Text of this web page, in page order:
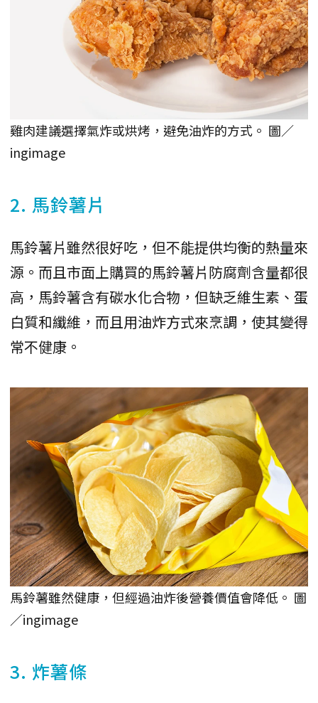
雞肉建議選擇氣炸或烘烤，避免油炸的方式。 圖／
ingimage
2. 馬鈴薯片
馬鈴薯片雖然很好吃，但不能提供均衡的熱量來
源。而且市面上購買的馬鈴薯片防腐劑含量都很
高，馬鈴薯含有碳水化合物，但缺乏維生素、蛋
白質和纖維，而且用油炸方式來烹調，使其變得
常不健康。
馬鈴薯雖然健康，但經過油炸後營養價值會降低。 圖
／ingimage
3. 炸薯條